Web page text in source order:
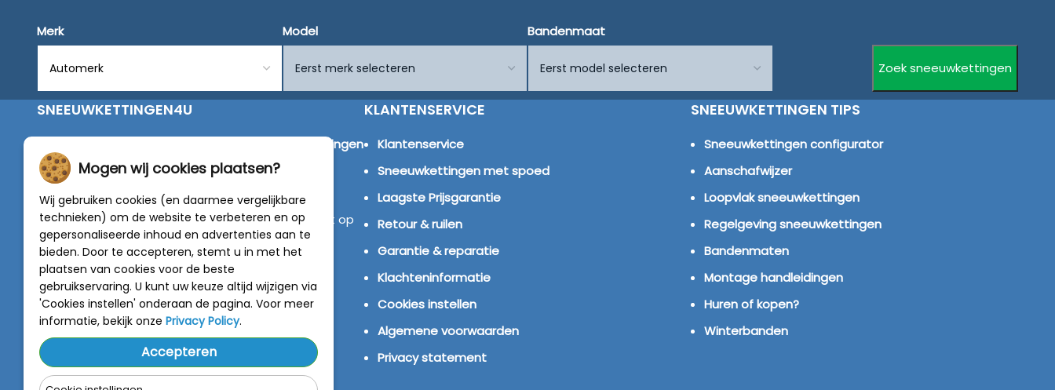
Merk Model Bandenmaat
SNEEUWKETTINGEN4U
sneeuwkettingen
van alleen de beste merken zoals Pewag, König,
Weissenfels, Maggi en RÜD.
Vragen of graag persoonlijk advies? Neem contact op
met onze experts :0318 - 250030
4.5 van 5
van788 beoordelingen
KLANTENSERVICE
Klantenservice
Sneeuwkettingen met spoed
Laagste Prijsgarantie
Retour & ruilen
Garantie & reparatie
Klachteninformatie
Cookies instellen
Algemene voorwaarden
Privacy statement
SNEEUWKETTINGEN TIPS
Sneeuwkettingen configurator
Aanschafwijzer
Loopvlak sneeuwkettingen
Regelgeving sneeuwkettingen
Bandenmaten
Montage handleidingen
Huren of kopen?
Winterbanden
Mogen wij cookies plaatsen?
Wij gebruiken cookies (en daarmee vergelijkbare
technieken) om de website te verbeteren en op
gepersonaliseerde inhoud en advertenties aan te
bieden. Door te accepteren, stemt u in met het
plaatsen van cookies voor de beste
gebruikservaring. U kunt uw keuze altijd wijzigen via
'Cookies instellen' onderaan de pagina. Voor meer
informatie, bekijk onze Privacy Policy.
Accepteren